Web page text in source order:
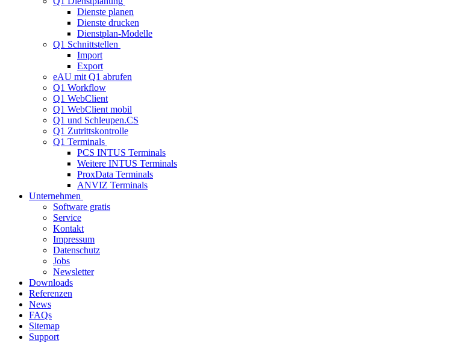
Dienste planen
Dienste drucken
Dienstplan-Modelle
Q1 Schnittstellen
Import
Export
eAU mit Q1 abrufen
Q1 Workflow
Q1 WebClient
Q1 WebClient mobil
Q1 und Schleupen.CS
Q1 Zutrittskontrolle
Q1 Terminals
PCS INTUS Terminals
Weitere INTUS Terminals
ProxData Terminals
ANVIZ Terminals
Unternehmen
Software gratis
Service
Kontakt
Impressum
Datenschutz
Jobs
Newsletter
Downloads
Referenzen
News
FAQs
Sitemap
Support